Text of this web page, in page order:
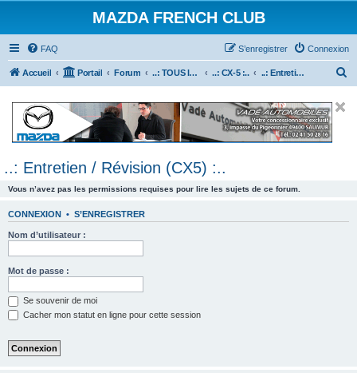
MAZDA FRENCH CLUB
FAQ Connexion
S’enregistrer
Accueil Portail Forum ..: TOUS les Véhicules MAZDA :.. ..: CX-5 :.. ..: Entretien / Révision (CX5) :..
e
..: Entretien / Révision (CX5) :..
Vous n’avez pas les permissions requises pour lire les sujets de ce forum.
CONNEXION • S’ENREGISTRER
Nom d’utilisateur :
Mot de passe :
Se souvenir de moi
Cacher mon statut en ligne pour cette session